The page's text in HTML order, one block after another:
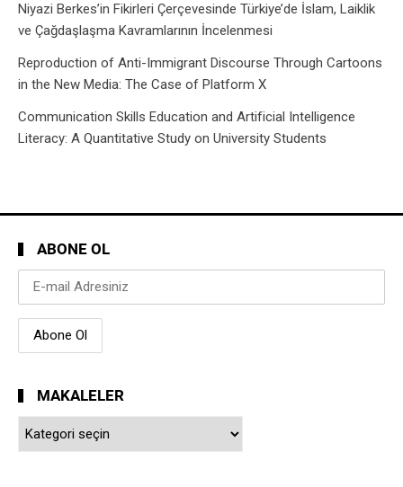
Niyazi Berkes’in Fikirleri Çerçevesinde Türkiye’de İslam, Laiklik
ve Çağdaşlaşma Kavramlarının İncelenmesi
Reproduction of Anti-Immigrant Discourse Through Cartoons
in the New Media: The Case of Platform X
Communication Skills Education and Artificial Intelligence
Literacy: A Quantitative Study on University Students
ABONE OL
MAKALELER
Makaleler